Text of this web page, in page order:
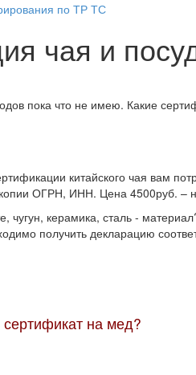
по ТР ТС
чая и
пока что не имею. Какие
китайского чая вам
ОГРН, ИНН. Цена 4500руб. –
чугун, керамика, сталь -
получить декларацию
сертификат на мед?